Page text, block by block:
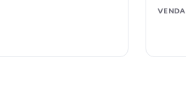
VENDA